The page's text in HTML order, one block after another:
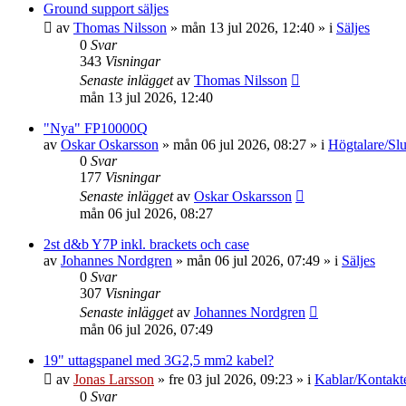
Ground support säljes
av Thomas Nilsson » mån 13 jul 2026, 12:40 » i Säljes
0 Svar
343 Visningar
Senaste inläggetav Thomas Nilsson
mån 13 jul 2026, 12:40
"Nya" FP10000Q
av Oskar Oskarsson » mån 06 jul 2026, 08:27 » i Högtalare/
0 Svar
177 Visningar
Senaste inläggetav Oskar Oskarsson
mån 06 jul 2026, 08:27
2st d&b Y7P inkl. brackets och case
av Johannes Nordgren » mån 06 jul 2026, 07:49 » i Säljes
0 Svar
307 Visningar
Senaste inläggetav Johannes Nordgren
mån 06 jul 2026, 07:49
19" uttagspanel med 3G2,5 mm2 kabel?
av Jonas Larsson » fre 03 jul 2026, 09:23 » i Kablar/
0 Svar